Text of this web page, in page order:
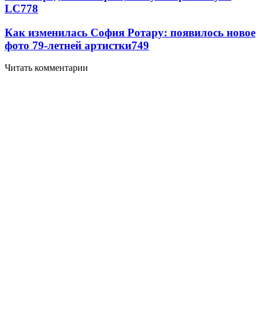
LC778
Как изменилась София Ротару: появилось новое
фото 79-летней артистки749
Читать комментарии